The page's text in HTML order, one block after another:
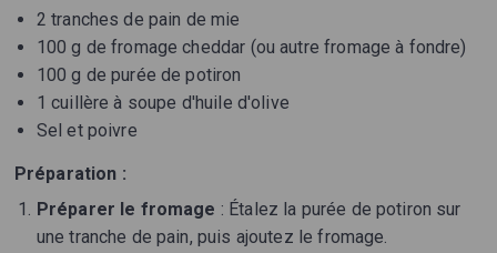
2 tranches de pain de mie
100 g de fromage cheddar (ou autre fromage à fondre)
100 g de purée de potiron
1 cuillère à soupe d'huile d'olive
Sel et poivre
Préparation :
Préparer le fromage : Étalez la purée de potiron sur
une tranche de pain, puis ajoutez le fromage.